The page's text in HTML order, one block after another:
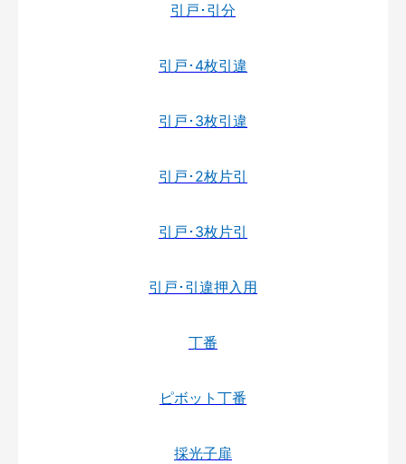
引戸･引分
引戸･4枚引違
引戸･3枚引違
引戸･2枚片引
引戸･3枚片引
引戸･引違押入用
丁番
ピボット丁番
採光子扉